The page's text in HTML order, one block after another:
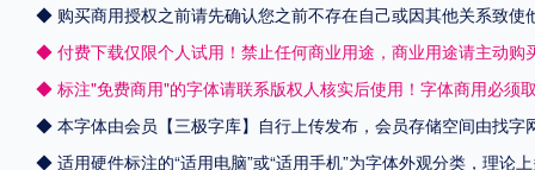
◆ 购买商用授权之前请先确认您之前不存在自己或因其他关系致使
◆ 付费下载仅限个人试用！禁止任何商业用途，商业用途请主动购
◆ 标注"免费商用"的字体请联系版权人核实后使用！字体商用必须
◆ 本字体由会员【三极字库】自行上传发布，会员存储空间由找
◆ 适用硬件标注的“适用电脑”或“适用手机”为字体外观分类，理论